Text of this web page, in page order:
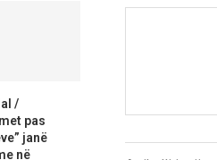
/
pas
janë
në